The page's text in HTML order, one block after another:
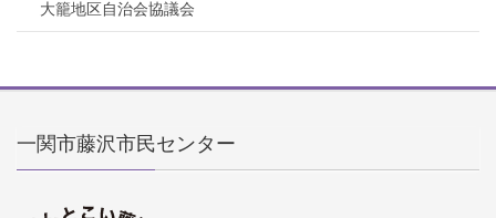
大籠地区自治会協議会
一関市藤沢市民センター